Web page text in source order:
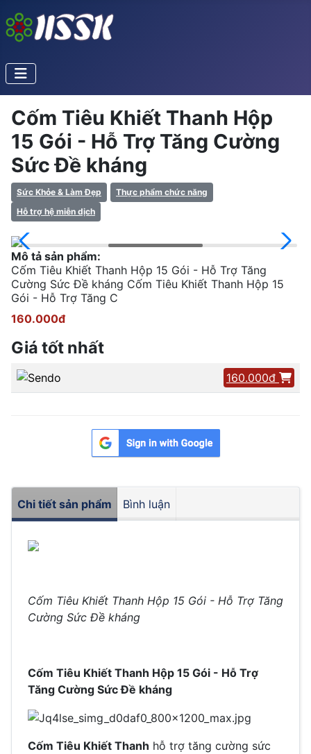
Cốm Tiêu Khiết Thanh Hộp
15 Gói - Hỗ Trợ Tăng Cường
Sức Đề kháng
Sức Khỏe & Làm Đẹp
Thực phẩm chức năng
Hỗ trợ hệ miễn dịch
Mô tả sản phẩm:
Cốm Tiêu Khiết Thanh Hộp 15 Gói - Hỗ Trợ Tăng
Cường Sức Đề kháng Cốm Tiêu Khiết Thanh Hộp 15
Gói - Hỗ Trợ Tăng C
160.000đ
Giá tốt nhất
160.000đ
Chi tiết sản phẩm Bình luận
Cốm Tiêu Khiết Thanh Hộp 15 Gói - Hỗ Trợ Tăng
Cường Sức Đề kháng
Cốm Tiêu Khiết Thanh Hộp 15 Gói - Hỗ Trợ
Tăng Cường Sức Đề kháng
Cốm Tiêu Khiết Thanh hỗ trợ tăng cường sức